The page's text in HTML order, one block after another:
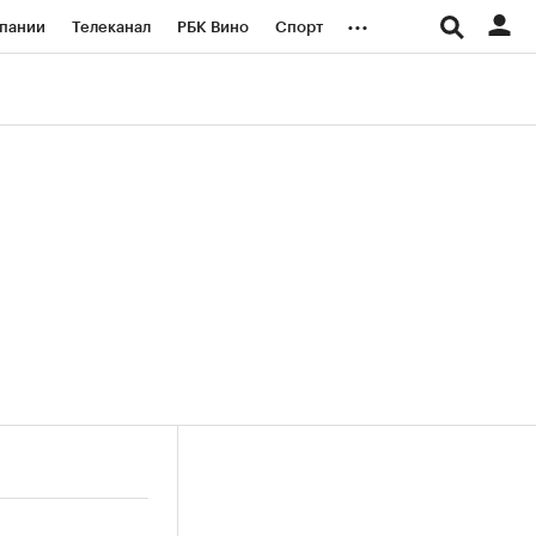
Телеканал РБК Вино Спорт ...